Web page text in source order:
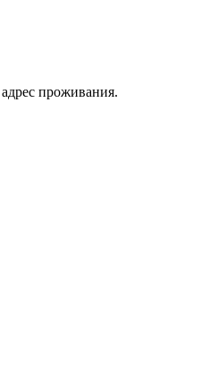
проживания.